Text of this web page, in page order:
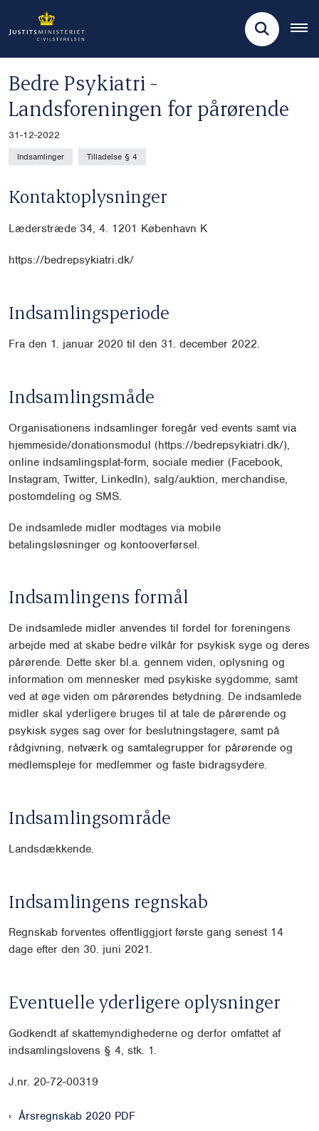
Bedre Psykiatri -
Landsforeningen for pårørende
31-12-2022
Indsamlinger Tilladelse § 4
Kontaktoplysninger
Læderstræde 34, 4. 1201 København K
https://bedrepsykiatri.dk/
Indsamlingsperiode
Fra den 1. januar 2020 til den 31. december 2022.
Indsamlingsmåde
Organisationens indsamlinger foregår ved events samt via
hjemmeside/donationsmodul (https://bedrepsykiatri.dk/),
online indsamlingsplat-form, sociale medier (Facebook,
Instagram, Twitter, LinkedIn), salg/auktion, merchandise,
postomdeling og SMS.
De indsamlede midler modtages via mobile
betalingsløsninger og kontooverførsel.
Indsamlingens formål
De indsamlede midler anvendes til fordel for foreningens
arbejde med at skabe bedre vilkår for psykisk syge og deres
pårørende. Dette sker bl.a. gennem viden, oplysning og
information om mennesker med psykiske sygdomme, samt
ved at øge viden om pårørendes betydning. De indsamlede
midler skal yderligere bruges til at tale de pårørende og
psykisk syges sag over for beslutningstagere, samt på
rådgivning, netværk og samtalegrupper for pårørende og
medlemspleje for medlemmer og faste bidragsydere.
Indsamlingsområde
Landsdækkende.
Indsamlingens regnskab
Regnskab forventes offentliggjort første gang senest 14
dage efter den 30. juni 2021.
Eventuelle yderligere oplysninger
Godkendt af skattemyndighederne og derfor omfattet af
indsamlingslovens § 4, stk. 1.
J.nr. 20-72-00319
Årsregnskab 2020 PDF